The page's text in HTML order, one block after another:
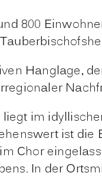
800
Hanglage,
im
ist die
Chor
In der